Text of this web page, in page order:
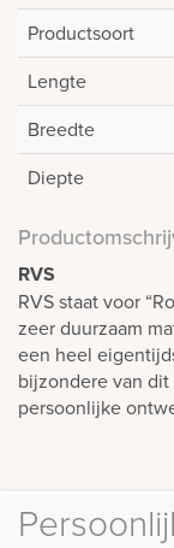
Productsoort
Lengte
Breedte
Diepte
RVS
RVS staat voor
zeer duurzaam
een heel
bijzondere van
persoonlijke